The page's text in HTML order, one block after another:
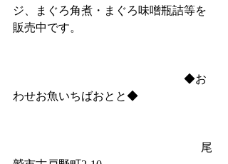
ジ、まぐろ角煮・まぐろ味噌瓶詰等を
販売中です。
◆お
わせお魚いちばおとと◆
尾